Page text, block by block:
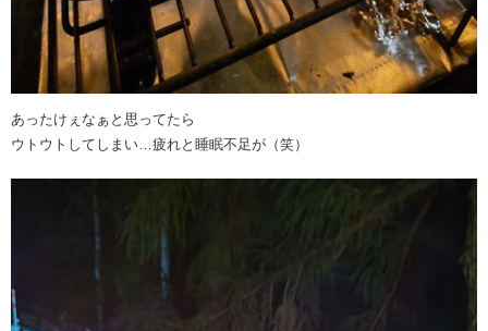
あったけぇなぁと思ってたら
ウトウトしてしまい…疲れと睡眠不足が（笑）